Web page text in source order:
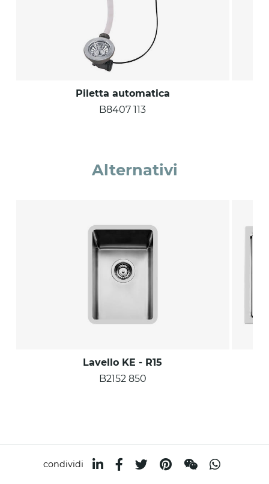
Piletta automatica
B8407 113
Alternativi
Lavello KE - R15
B2152 850
condividi